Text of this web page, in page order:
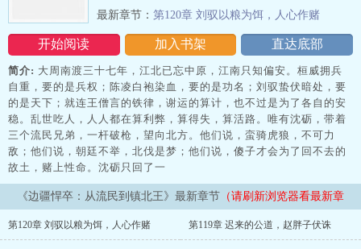
开始阅读 加入书架 直达底部
最新章节： 第120章 刘驭以粮为饵，人心作赌
简介: 大周南渡三十七年，江北已忘中原，江南只知偏安。桓威拥兵
自重，要的是兵权；陈凌白袍染血，要的是功名；刘驭蛰伏暗处，要
的是天下；就连王僧言的铁律，谢运的算计，也不过是为了各自的安
稳。乱世吃人，人人都在算利弊，算得失，算活路。唯有沈砺，带着
三个流民兄弟，一杆破枪，望向北方。他们说，蛮骑虎狼，不可力
敌；他们说，朝廷不举，北伐是梦；他们说，傻子才会为了回不去的
故土，赌上性命。沈砺只回了一
《边疆悍卒：从流民到镇北王》最新章节 （请刷新浏览器看最新章
节）
第120章 刘驭以粮为饵，人心作赌 第119章 迟来的公道，赵胖子伏诛